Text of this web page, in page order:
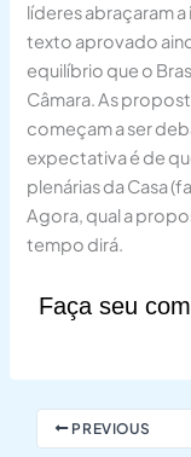
líderes abraçaram
texto aprovado
equilíbrio que o
Câmara. As
começam a ser
expectativa é de
plenárias da Casa
Agora, qual a
tempo dirá.
Faça seu
PREVIOUS